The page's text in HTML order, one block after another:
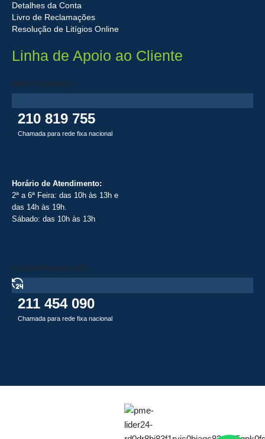
Detalhes da Conta
Livro de Reclamações
Resolução de Litígios Online
Linha de Apoio ao Cliente
Apoio Via Telefone
210 819 755
Chamada para rede fixa nacional
Horário de Atendimento:
2ª a 6ª Feira: das 10h às 13h e
das 14h às 19h.
Sábado: das 10h às 13h
Linha Enfermagem 24h
211 454 090
Chamada para rede fixa nacional